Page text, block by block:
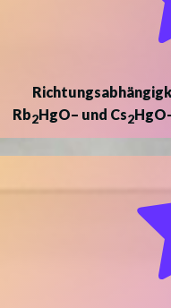
Rb2HgO– und Cs2